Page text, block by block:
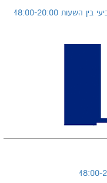
18:00-20:00